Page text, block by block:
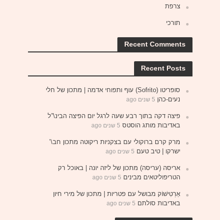
צרפת
תורכי
Recent Comments
Recent Posts
סופריטו (Sofrito) עוף ותפוחי אדמה | מתכון של חלי
נעים-כהן 5 שנים ago
פיצה דקה בתוך רבע שעה לרגל יום הפיצה הבינ\”ל
באדיבות מותג הוסטס 5 שנים ago
מרק קרם ברוקולי עם בצקניות ריקוטה מתכון חב\’
ישרקו | טיב טעם 5 שנים ago
אריסה (עריסה) מתכון של ליזה יונה | באוכל רק
הטריפוליטאים מבינים 5 שנים ago
אַרְטִישׁוֹק מבושל עם פטריות | מתכון של מירי חיון
באדיבות סולתם 5 שנים ago